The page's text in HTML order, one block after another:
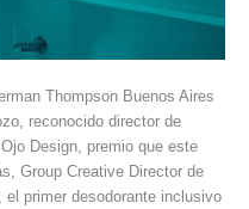
Thompson Buenos Aires
reconocido director de
Design, premio que este
Group Creative Director de
el primer desodorante inclusivo